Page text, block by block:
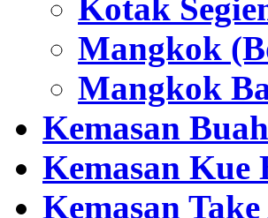
Kotak
Mangkok
Mangkok
Kemasan
Kemasan Kue
Kemasan